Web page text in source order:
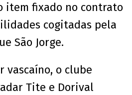
item fixado no contrato
cogitadas pela
São Jorge.
vascaíno, o clube
Tite e Dorival